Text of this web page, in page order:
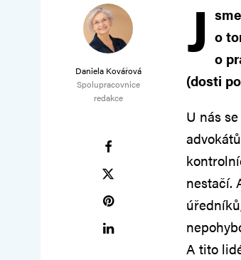
Daniela Kovářová
Spolupracovnice
redakce
J o
o
(dosti
U nás
nestačí.
A tito